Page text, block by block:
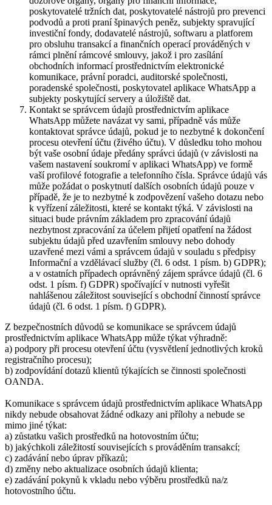
poskytovatelé tržních dat, poskytovatelé nástrojů pro prevenci
podvodů a proti praní špinavých peněz, subjekty spravující
investiční fondy, dodavatelé nástrojů, softwaru a platforem
pro obsluhu transakcí a finančních operací prováděných v
rámci plnění rámcové smlouvy, jakož i pro zasílání
obchodních informací prostřednictvím elektronické
komunikace, právní poradci, auditorské společnosti,
poradenské společnosti, poskytovatel aplikace WhatsApp a
subjekty poskytující servery a úložiště dat.
Kontakt se správcem údajů prostřednictvím aplikace
WhatsApp můžete navázat vy sami, případně vás může
kontaktovat správce údajů, pokud je to nezbytné k dokončení
procesu otevření účtu (živého účtu). V důsledku toho mohou
být vaše osobní údaje předány správci údajů (v závislosti na
vašem nastavení soukromí v aplikaci WhatsApp) ve formě
vaší profilové fotografie a telefonního čísla. Správce údajů vás
může požádat o poskytnutí dalších osobních údajů pouze v
případě, že je to nezbytné k zodpovězení vašeho dotazu nebo
k vyřízení záležitosti, které se kontakt týká. V závislosti na
situaci bude právním základem pro zpracování údajů
nezbytnost zpracování za účelem přijetí opatření na žádost
subjektu údajů před uzavřením smlouvy nebo dohody
uzavřené mezi vámi a správcem údajů v souladu s předpisy
Informační a vzdělávací služby (čl. 6 odst. 1 písm. b) GDPR);
a v ostatních případech oprávněný zájem správce údajů (čl. 6
odst. 1 písm. f) GDPR) spočívající v nutnosti vyřešit
nahlášenou záležitost související s obchodní činností správce
údajů (čl. 6 odst. 1 písm. f) GDPR).
Z bezpečnostních důvodů se komunikace se správcem údajů
prostřednictvím aplikace WhatsApp může týkat výhradně:
a) podpory při procesu otevření účtu (vysvětlení jednotlivých kroků
registračního procesu);
b) zodpovídání dotazů klientů týkajících se činnosti společnosti
OANDA.
Komunikace s správcem údajů prostřednictvím aplikace WhatsApp
nikdy nebude obsahovat žádné odkazy ani přílohy a nebude se
mimo jiné týkat:
a) zůstatku vašich prostředků na hotovostním účtu;
b) jakýchkoli záležitostí souvisejících s prováděním transakcí;
c) zadávání nebo úprav příkazů;
d) změny nebo aktualizace osobních údajů klienta;
e) zadávání pokynů k vkladu nebo výběru prostředků na/z
hotovostního účtu.